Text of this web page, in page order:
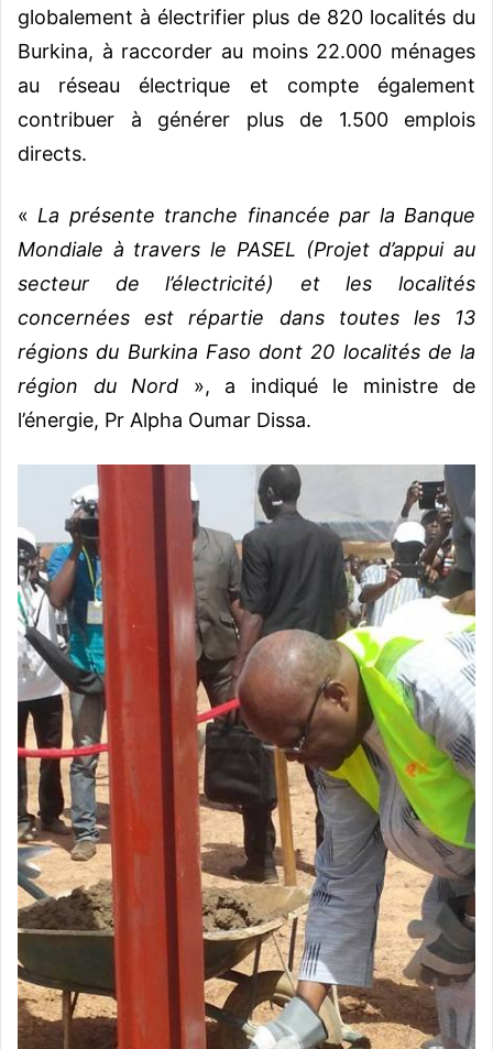
globalement à électrifier plus de 820 localités du
Burkina, à raccorder au moins 22.000 ménages
au réseau électrique et compte également
contribuer à générer plus de 1.500 emplois
directs.
«La présente tranche financée par la Banque
Mondiale à travers le PASEL (Projet d’appui au
secteur de l’électricité) et les localités
concernées est répartie dans toutes les 13
régions du Burkina Faso dont 20 localités de la
région du Nord », a indiqué le ministre de
l’énergie, Pr Alpha Oumar Dissa.